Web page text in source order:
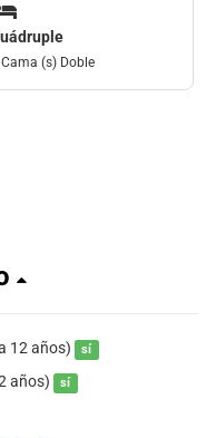
(s) Doble
12 años) sí
años) sí